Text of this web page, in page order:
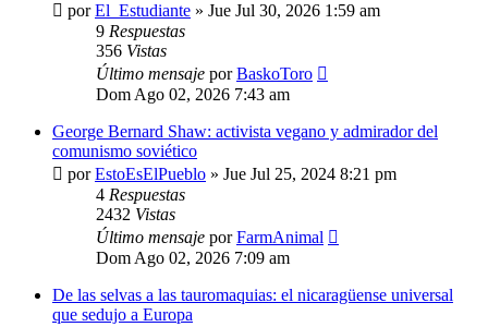
porEl_Estudiante » Jue Jul 30, 2026 1:59 am
9 Respuestas
356 Vistas
Último mensaje porBaskoToro
Dom Ago 02, 2026 7:43 am
George Bernard Shaw: activista vegano y admirador del
comunismo soviético
porEstoEsElPueblo » Jue Jul 25, 2024 8:21 pm
4 Respuestas
2432 Vistas
Último mensaje porFarmAnimal
Dom Ago 02, 2026 7:09 am
De las selvas a las tauromaquias: el nicaragüense universal
que sedujo a Europa